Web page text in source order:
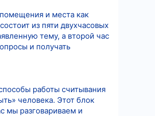
и места как
из пяти двухчасовых
тему, а второй час
и получать
работы считывания
человека. Этот блок
мы разговариваем и